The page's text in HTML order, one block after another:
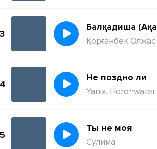
Балқадиша
Қорғанбек Олжас
Не поздно ли
Yanix, Heronwater
Ты не моя
Сулима